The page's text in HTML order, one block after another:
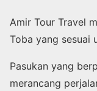
Amir Tour Travel
Toba yang sesuai
Pasukan yang
merancang